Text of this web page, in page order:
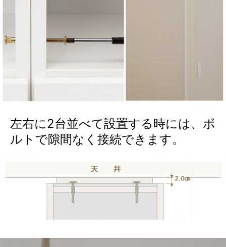
左右に2台並べて設置する時には、ボ
ルトで隙間なく接続できます。